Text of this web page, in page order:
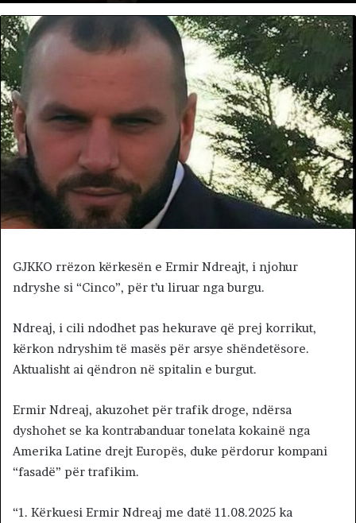
GJKKO rrëzon kërkesën e Ermir Ndreajt, i njohur
ndryshe si “Cinco”, për t’u liruar nga burgu.
Ndreaj, i cili ndodhet pas hekurave që prej korrikut,
kërkon ndryshim të masës për arsye shëndetësore.
Aktualisht ai qëndron në spitalin e burgut.
Ermir Ndreaj, akuzohet për trafik droge, ndërsa
dyshohet se ka kontrabanduar tonelata kokainë nga
Amerika Latine drejt Europës, duke përdorur kompani
“fasadë” për trafikim.
“1. Kërkuesi Ermir Ndreaj me datë 11.08.2025 ka